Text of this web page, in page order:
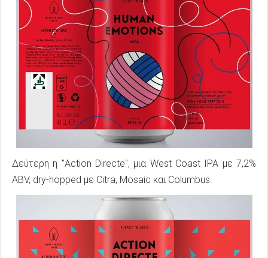
Δεύτερη η "Action Directe", μια West Coast IPA με 7,2%
ABV, dry-hopped με Citra, Mosaic και Columbus.